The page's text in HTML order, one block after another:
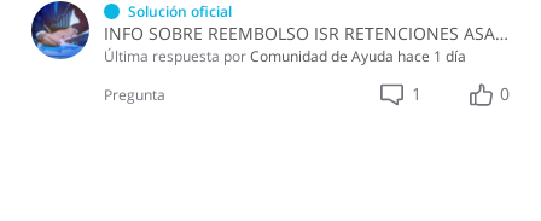
Solución oficial
INFO SOBRE REEMBOLSO ISR RETENCIONES ASALARIADOS
Última respuesta porComunidad de Ayuda hace 1 día
Pregunta
1 0